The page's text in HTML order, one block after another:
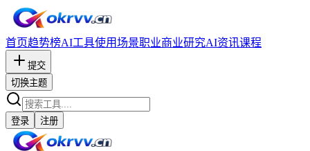
首页趋势榜AI工具使用场景职业商业研究AI资讯课程
提交
切换主题
登录 注册